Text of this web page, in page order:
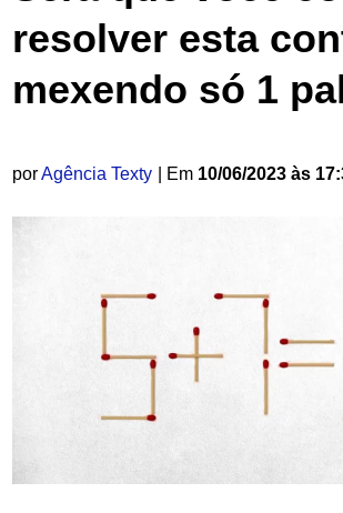
resolver esta
mexendo só 1
porAgência Texty | Em 10/06/2023 às